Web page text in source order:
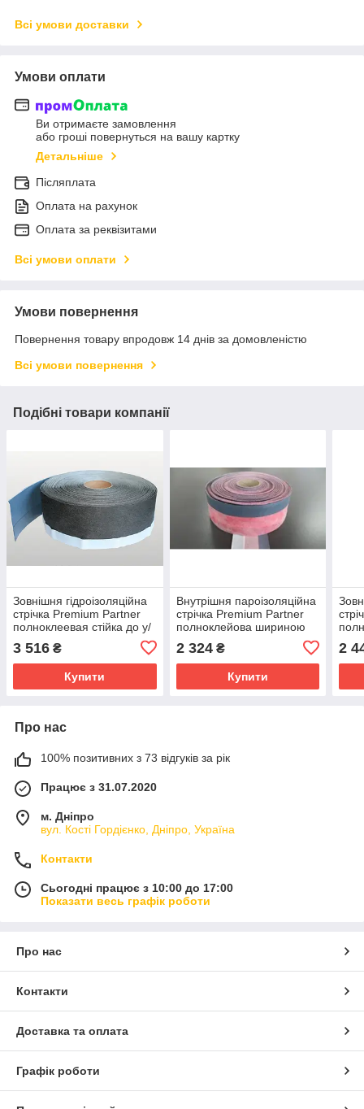
Всі умови доставки
Умови оплати
Ви отримаєте замовлення
або гроші повернуться на вашу картку
Детальніше
Післяплата
Оплата на рахунок
Оплата за реквізитами
Всі умови оплати
Умови повернення
Повернення товару впродовж 14 днів за домовленістю
Всі умови повернення
Подібні товари компанії
Зовнішня гідроізоляційна
стрічка Premium Partner
полноклеевая стійка до у/
ф шириною 150 мм рулон
25 м
3 516 ₴
Купити
Внутрішня пароізоляційна
стрічка Premium Partner
полноклейова шириною
2 324₴
Купити
25 м
2
Про нас
100% позитивних з 73 відгуків за рік
Працює з 31.07.2020
м. Дніпро
вул. Кості Гордієнко, Дніпро, Україна
Контакти
Сьогодні працює з 10:00 до 17:00
Показати весь графік роботи
Про нас
Контакти
Доставка та оплата
Графік роботи